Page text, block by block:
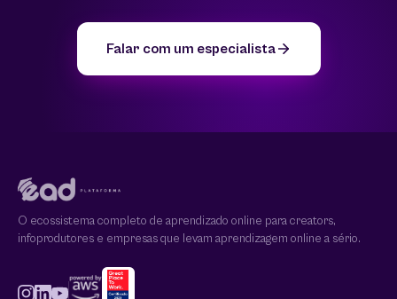
Falar com um especialista
O ecossistema completo de aprendizado online para creators,
infoprodutores e empresas que levam aprendizagem online a sério.